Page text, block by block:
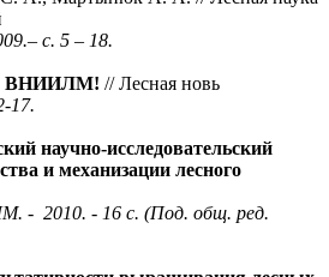
с. 5 – 18.
ВНИИЛМ! // Лесная новь
17.
научно-исследовательский
и механизации лесного
- 2010. - 16 с. (Под. общ. ред.